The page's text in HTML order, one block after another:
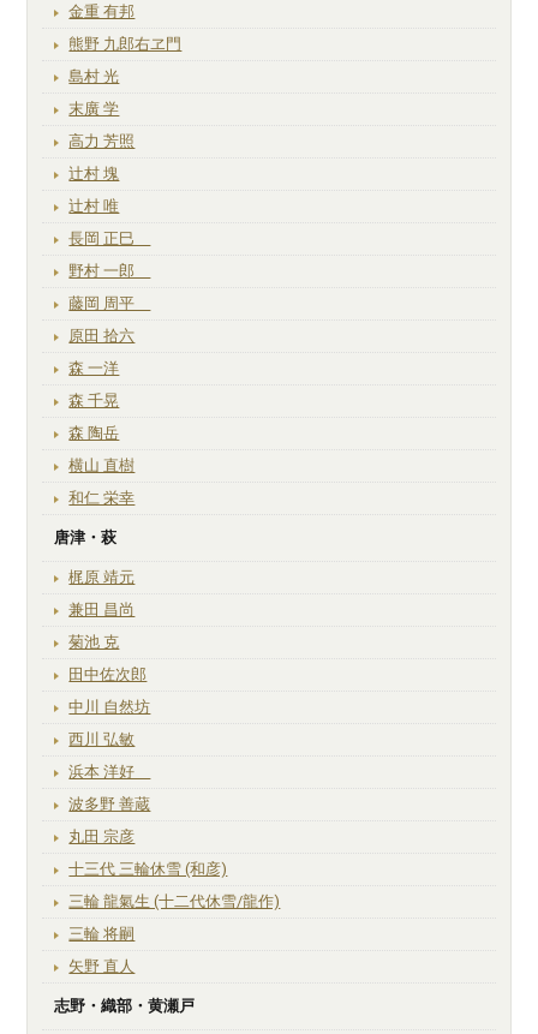
金重 有邦
熊野 九郎右ヱ門
島村 光
末廣 学
高力 芳照
辻村 塊
辻村 唯
長岡 正巳
野村 一郎
藤岡 周平
原田 拾六
森 一洋
森 千晃
森 陶岳
横山 直樹
和仁 栄幸
唐津・萩
梶原 靖元
兼田 昌尚
菊池 克
田中佐次郎
中川 自然坊
西川 弘敏
浜本 洋好
波多野 善蔵
丸田 宗彦
十三代 三輪休雪 (和彦)
三輪 龍氣生 (十二代休雪/龍作)
三輪 将嗣
矢野 直人
志野・織部・黄瀬戸